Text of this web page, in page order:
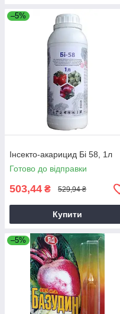
–5%
Інсекто-акарицид Бі 58, 1л
Готово до відправки
503,44 ₴ 529,94 ₴
Купити
–5%